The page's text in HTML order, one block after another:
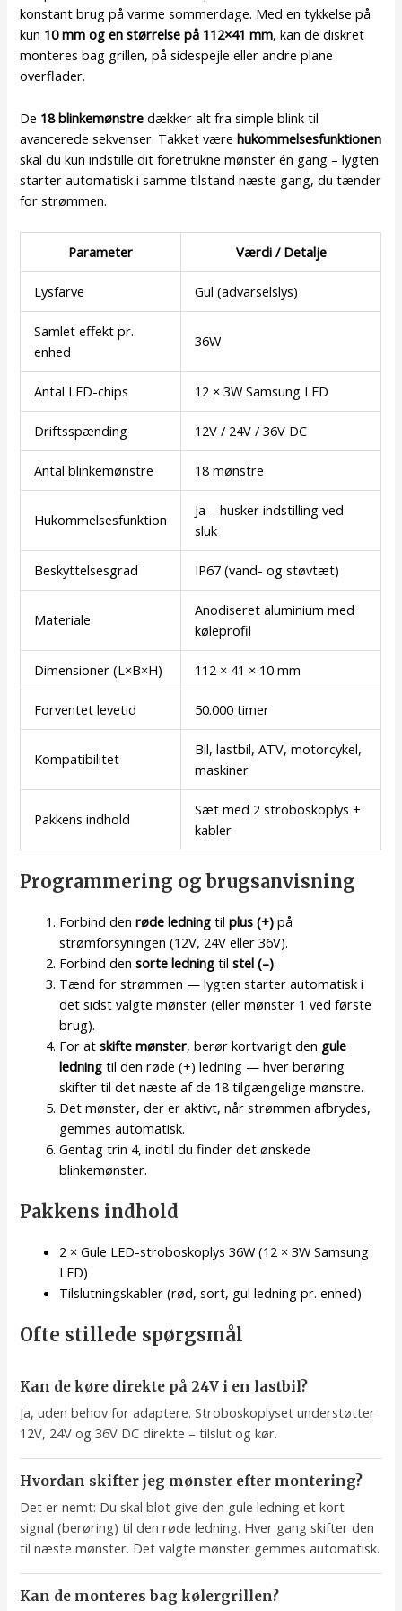
konstant brug på varme sommerdage. Med en tykkelse på
kun 10 mm og en størrelse på 112×41 mm, kan de diskret
monteres bag grillen, på sidespejle eller andre plane
overflader.
De 18 blinkemønstre dækker alt fra simple blink til
avancerede sekvenser. Takket værehukommelsesfunktionen
skal du kun indstille dit foretrukne mønster én gang – lygten
starter automatisk i samme tilstand næste gang, du tænder
for strømmen.
Parameter Værdi / Detalje
Lysfarve Gul (advarselslys)
Samlet effekt pr.
enhed
36W
Antal LED-chips 12 × 3W Samsung LED
Driftsspænding 12V / 24V / 36V DC
Antal blinkemønstre 18 mønstre
Hukommelsesfunktion
Ja – husker indstilling ved
sluk
Beskyttelsesgrad IP67 (vand- og støvtæt)
Materiale
Anodiseret aluminium med
køleprofil
Dimensioner (L×B×H) 112 × 41 × 10 mm
Forventet levetid 50.000 timer
Kompatibilitet
Bil, lastbil, ATV, motorcykel,
maskiner
Pakkens indhold
Sæt med 2 stroboskoplys +
kabler
Programmering og brugsanvisning
Forbind denrøde ledning tilplus (+) på
strømforsyningen (12V, 24V eller 36V).
Forbind densorte ledning tilstel (–).
Tænd for strømmen — lygten starter automatisk i
det sidst valgte mønster (eller mønster 1 ved første
brug).
For atskifte mønster, berør kortvarigt den gule
ledning til den røde (+) ledning — hver berøring
skifter til det næste af de 18 tilgængelige mønstre.
Det mønster, der er aktivt, når strømmen afbrydes,
gemmes automatisk.
Gentag trin 4, indtil du finder det ønskede
blinkemønster.
Pakkens indhold
2 × Gule LED-stroboskoplys 36W (12 × 3W Samsung
LED)
Tilslutningskabler (rød, sort, gul ledning pr. enhed)
Ofte stillede spørgsmål
Kan de køre direkte på 24V i en lastbil?
Ja, uden behov for adaptere. Stroboskoplyset understøtter
12V, 24V og 36V DC direkte – tilslut og kør.
Hvordan skifter jeg mønster efter montering?
Det er nemt: Du skal blot give den gule ledning et kort
signal (berøring) til den røde ledning. Hver gang skifter den
til næste mønster. Det valgte mønster gemmes automatisk.
Kan de monteres bag kølergrillen?